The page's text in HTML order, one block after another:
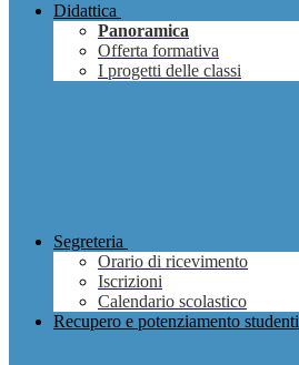
Didattica
Panoramica
Offerta formativa
I progetti delle classi
Segreteria
Orario di ricevimento
Iscrizioni
Calendario scolastico
Recupero e potenziamento studenti